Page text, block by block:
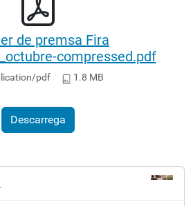
de premsa Fira
compressed.pdf
pdf 1.8 MB
Descarrega